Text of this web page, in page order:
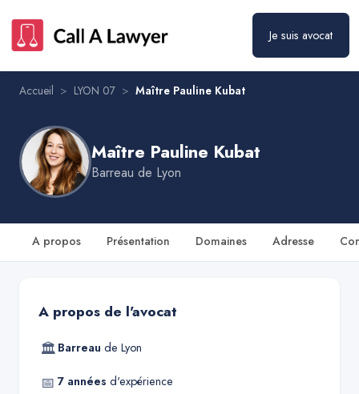
Je suis avocat
Accueil > LYON 07 > Maître Pauline Kubat
Maître Pauline Kubat
Barreau de Lyon
A propos Présentation Domaines Adresse
A propos de l'avocat
🏛 Barreau de Lyon
📅 7 années d'expérience